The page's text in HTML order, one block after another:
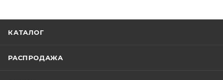
КАТАЛОГ
РАСПРОДАЖА